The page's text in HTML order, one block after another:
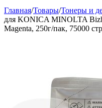
Главная/Товары/Тонеры и
для KONICA MINOLTA
Magenta, 250г/пак, 75000